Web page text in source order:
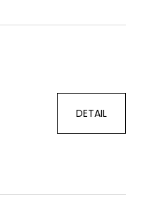
DETAIL